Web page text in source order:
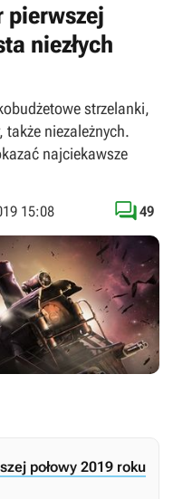
pierwszej
niezłych
strzelanki,
niezależnych.
najciekawsze
15:08 49
połowy 2019 roku